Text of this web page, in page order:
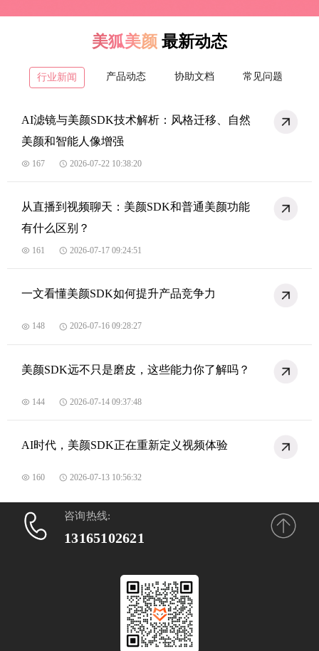
美狐美颜 最新动态
行业新闻 产品动态 协助文档 常见问题
AI滤镜与美颜SDK技术解析：风格迁移、自然
美颜和智能人像增强
167 2026-07-22 10:38:20
从直播到视频聊天：美颜SDK和普通美颜功能
有什么区别？
161 2026-07-17 09:24:51
一文看懂美颜SDK如何提升产品竞争力
148 2026-07-16 09:28:27
美颜SDK远不只是磨皮，这些能力你了解吗？
144 2026-07-14 09:37:48
AI时代，美颜SDK正在重新定义视频体验
160 2026-07-13 10:56:32
咨询热线:
13165102621